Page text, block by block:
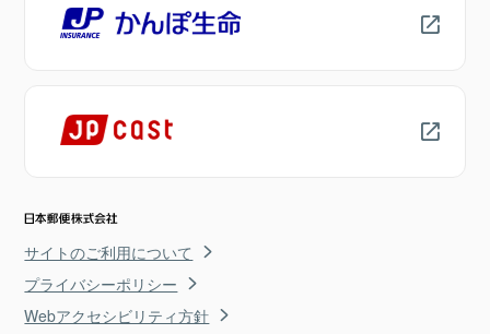
サイトのご利用について
プライバシーポリシー
Webアクセシビリティ方針